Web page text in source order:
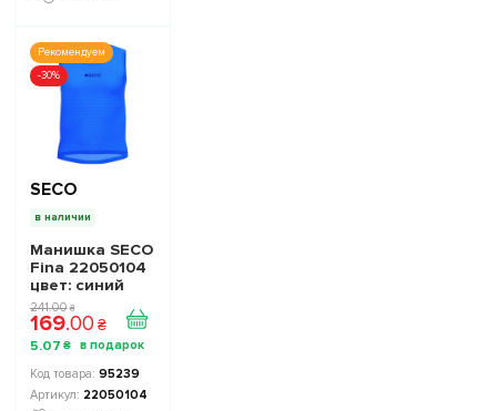
Рекомендуем
-30%
SECO
в наличии
Манишка SECO
Fina 22050104
цвет: синий
241.00 ₴
169.00 ₴
5.07 ₴
95239
22050104